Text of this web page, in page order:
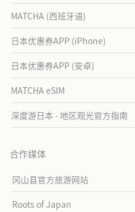
MATCHA (西班牙语)
日本优惠券APP (iPhone)
日本优惠券APP (安卓)
MATCHA eSIM
深度游日本 - 地区观光官方指南
合作媒体
冈山县官方旅游网站
Roots of Japan